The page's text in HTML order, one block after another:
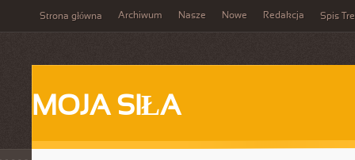
Strona główna Archiwum Nasze Nowe Redakcja Spis
MOJA SIŁA